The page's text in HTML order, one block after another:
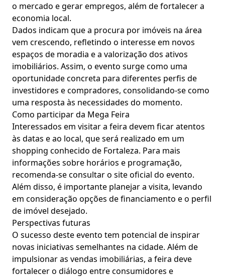
o mercado e gerar empregos, além de fortalecer a
economia local.
Dados indicam que a procura por imóveis na área
vem crescendo, refletindo o interesse em novos
espaços de moradia e a valorização dos ativos
imobiliários. Assim, o evento surge como uma
oportunidade concreta para diferentes perfis de
investidores e compradores, consolidando-se como
uma resposta às necessidades do momento.
Como participar da Mega Feira
Interessados em visitar a feira devem ficar atentos
às datas e ao local, que será realizado em um
shopping conhecido de Fortaleza. Para mais
informações sobre horários e programação,
recomenda-se consultar o site oficial do evento.
Além disso, é importante planejar a visita, levando
em consideração opções de financiamento e o perfil
de imóvel desejado.
Perspectivas futuras
O sucesso deste evento tem potencial de inspirar
novas iniciativas semelhantes na cidade. Além de
impulsionar as vendas imobiliárias, a feira deve
fortalecer o diálogo entre consumidores e